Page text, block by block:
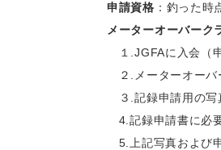
申請資格 ：釣った
メーターオーバーク
１.JGFAに入会（
２.メーターオーバ
３.記録申請用の写
4.記録申請書に必
5.上記写真および